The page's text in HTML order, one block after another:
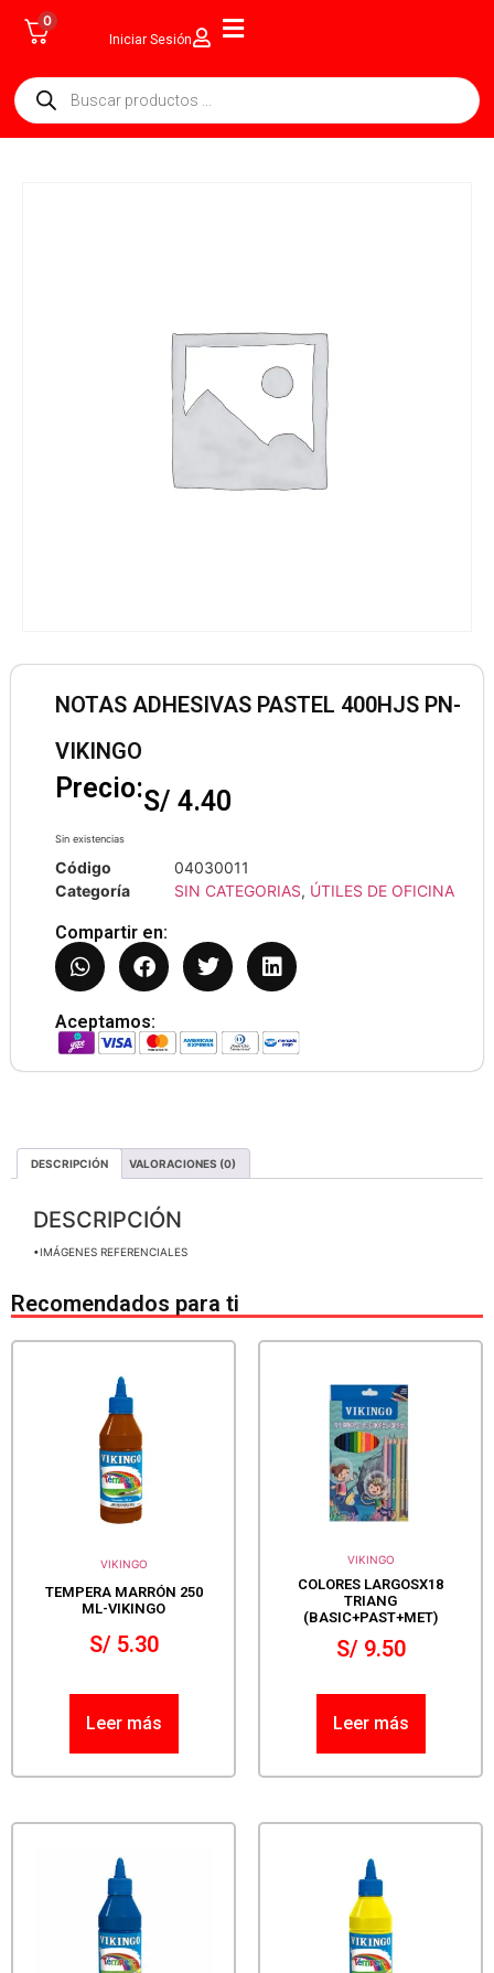
0
Iniciar Sesión
NOTAS ADHESIVAS PASTEL 400HJS PN-
VIKINGO
Precio:S/ 4.40
Sin existencias
Código
04030011
Categoría
SIN CATEGORIAS, ÚTILES DE OFICINA
Compartir en:
Aceptamos:
DESCRIPCIÓN VALORACIONES (0)
DESCRIPCIÓN
•IMÁGENES REFERENCIALES
Recomendados para ti
VIKINGO
TEMPERA MARRÓN 250
ML-VIKINGO
S/5.30
Leer más
VIKINGO
COLORES LARGOSX18
TRIANG
(BASIC+PAST+MET)
S/9.50
Leer más